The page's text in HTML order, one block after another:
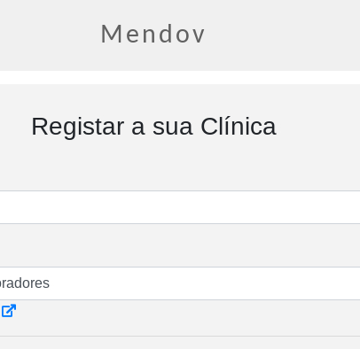
Mendov
Registar a sua Clínica